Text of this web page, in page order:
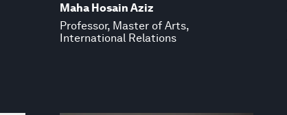
Maha Hosain Aziz
Professor, Master of Arts,
International Relations